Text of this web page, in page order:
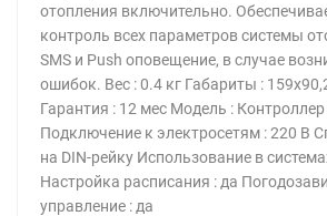
отопления включительно.
контроль всех параметров системы
SMS и Push оповещение, в случае
ошибок. Вес : 0.4 кг Габариты :
Гарантия : 12 мес Модель : Контроллер
Подключение к электросетям : 220 В
на DIN-рейку Использование в
Настройка расписания : да
управление : да